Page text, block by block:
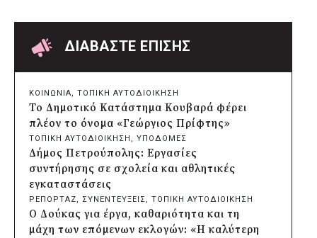
δίκτυο ηλεκτροφωτισμού
πριν από 2 μέρες
Δήμος Πατρέων: Αντικατάσταση
φωτιστικών μετά τη λεηλασία στο έλος
της Αγυιάς
πριν από 2 μέρες
Δήμος Σαρωνικού: Βανδάλισαν το
εκκλησάκι της Μεταμόρφωσης του
Σωτήρος
πριν από 2 μέρες
Περιφέρεια Αττικής: Έξι συμπεράσματα
για την ψηφιακή μετάβαση των
επιχειρήσεων
ΔΙΑΒΑΣΤΕ ΕΠΙΣΗΣ
ΚΟΙΝΩΝΙΑ ΤΟΠΙΚΗ ΑΥΤΟΔΙΟΙΚΗΣΗ
Το Δημοτικό Κατάστημα Κουβαρά φέρει
πλέον το όνομα «Γεώργιος Πρίφτης»
ΤΟΠΙΚΗ ΑΥΤΟΔΙΟΙΚΗΣΗ ΥΠΟΔΟΜΕΣ
Δήμος Πετρούπολης: Εργασίες
συντήρησης σε σχολεία και αθλητικές
εγκαταστάσεις
ΡΕΠΟΡΤΑΖ ΣΥΝΕΝΤΕΥΞΕΙΣ ΤΟΠΙΚΗ ΑΥΤΟΔΙΟΙΚΗΣΗ
Ο Δούκας για έργα, καθαριότητα και τη
μάχη των επόμενων εκλογών: «Η καλύτερη